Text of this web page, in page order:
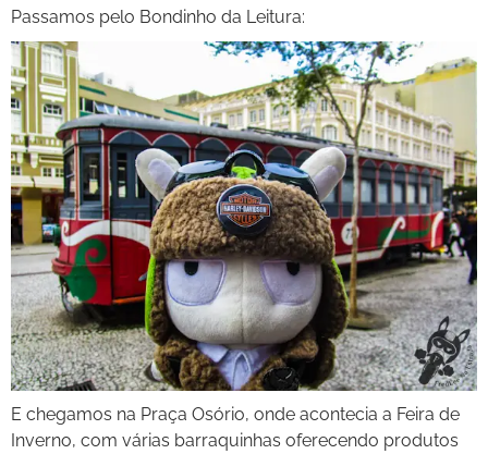
Passamos pelo Bondinho da Leitura:
E chegamos na Praça Osório, onde acontecia a Feira de
Inverno, com várias barraquinhas oferecendo produtos